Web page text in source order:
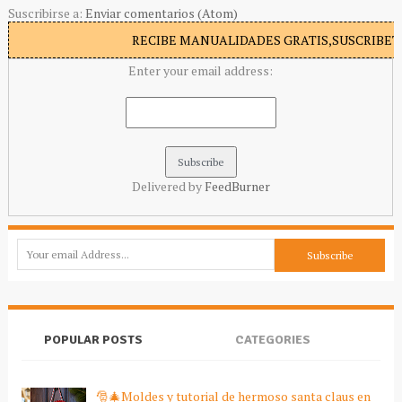
Suscribirse a: Enviar comentarios (Atom)
RECIBE MANUALIDADES
Enter your email address:
Delivered by FeedBurner
POPULAR POSTS CATEGORIES
🎅🎄Moldes y tutorial de hermoso santa claus en